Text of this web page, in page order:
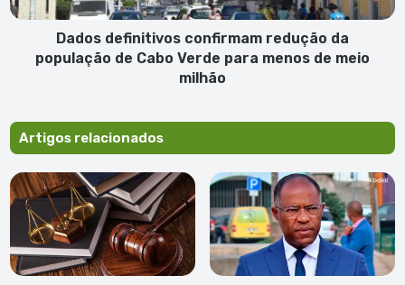
Verde
menos
Dados definitivos confirmam redução da
população de Cabo Verde para menos de meio
milhão
Artigos relacionados